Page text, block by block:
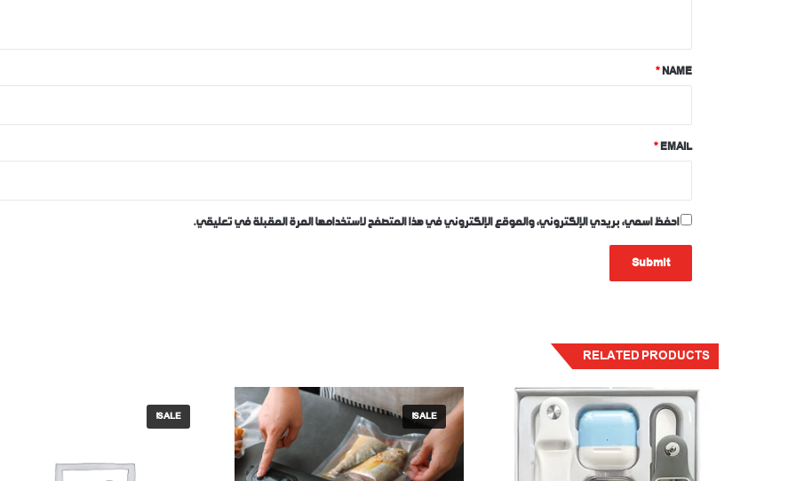
U
R
E
NAME
*
EMAIL
*
احفظ اسمي، بريدي الإلكتروني، والموقع الإلكتروني في هذا المتصفح لاستخدامها المرة المقبلة في تعليقي.
RELATED PRODUCTS
SALE!
SALE!